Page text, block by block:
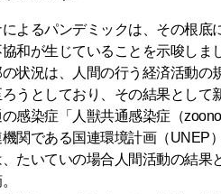
よるパンデミックは、その根
和が生じていることを示唆しま
状況は、人間の行う経済活動の
うとしており、その結果として
感染症「人獣共通感染症（
関である国連環境計画（UNEP
たいていの場合人間活動の結果